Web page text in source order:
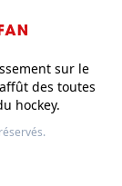
sur le
des toutes
hockey.